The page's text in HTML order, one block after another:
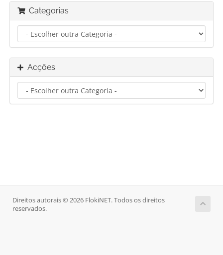
Categorias
Acções
Direitos autorais © 2026 FlokiNET. Todos os direitos
reservados.